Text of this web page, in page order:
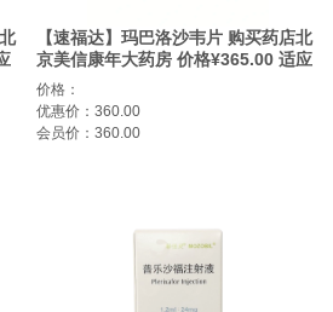
【速福达】玛巴洛沙韦片 购买药店北
京美信康年大药房 价格¥365.00 适应
症本品适用于12周岁及以上单纯性甲
型和乙型流感患者 包括既往健康的患
者以及存在流感并发症高风险的患
者。
价格：
优惠价：360.00
会员价：360.00